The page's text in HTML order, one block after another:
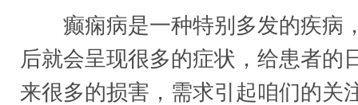
癫痫病是一种特别多发的疾病
后就会呈现很多的症状，给患者的
来很多的损害，需求引起咱们的关